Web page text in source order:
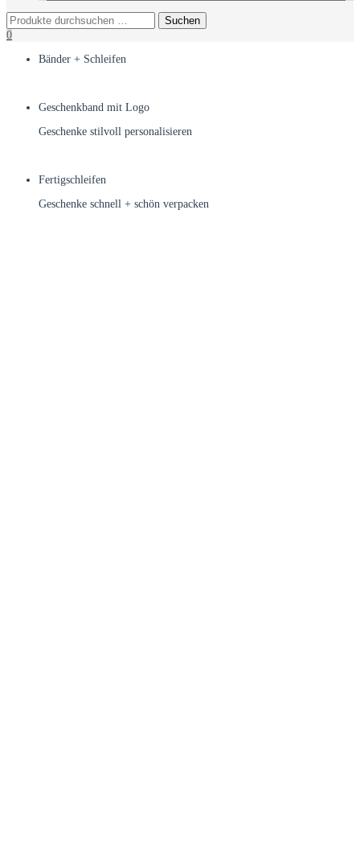
0
Bänder + Schleifen
Geschenkband mit Logo
Geschenke stilvoll personalisieren
Fertigschleifen
Geschenke schnell + schön verpacken